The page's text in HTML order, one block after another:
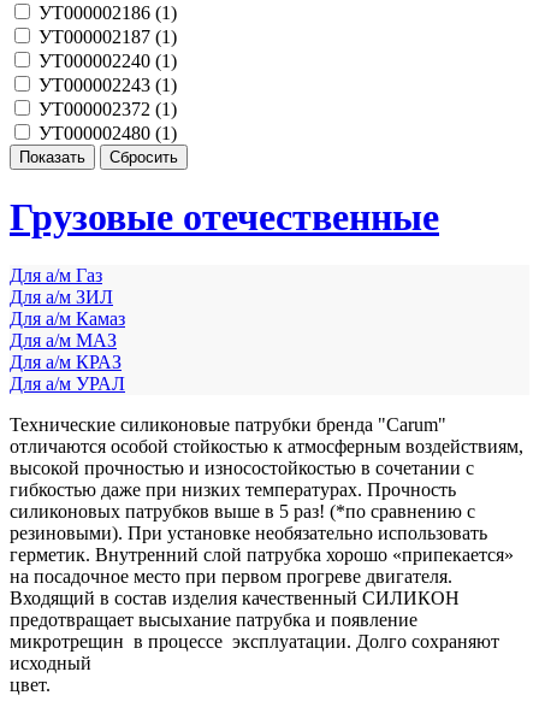
УТ000002186 (1)
УТ000002187 (1)
УТ000002240 (1)
УТ000002243 (1)
УТ000002372 (1)
УТ000002480 (1)
Грузовые отечественные
Для а/м Газ
Для а/м ЗИЛ
Для а/м Камаз
Для а/м МАЗ
Для а/м КРАЗ
Для а/м УРАЛ
Технические силиконовые патрубки бренда "Carum"
отличаются особой стойкостью к атмосферным воздействиям,
высокой прочностью и износостойкостью в сочетании с
гибкостью даже при низких температурах. Прочность
силиконовых патрубков выше в 5 раз! (*по сравнению с
резиновыми). При установке необязательно использовать
герметик. Внутренний слой патрубка хорошо «припекается»
на посадочное место при первом прогреве двигателя.
Входящий в состав изделия качественный СИЛИКОН
предотвращает высыхание патрубка и появление
микротрещин в процессе эксплуатации. Долго сохраняют
исходный
цвет.